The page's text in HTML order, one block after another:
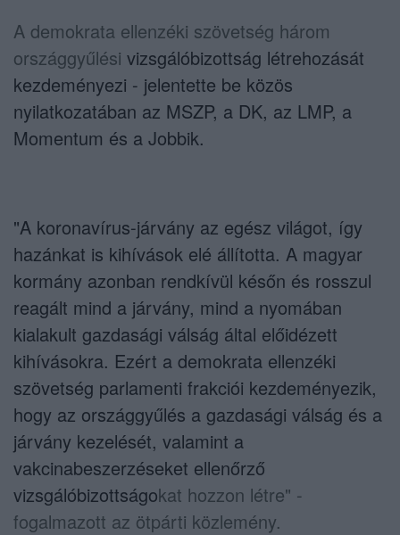
A demokrata ellenzéki szövetség három
országgyűlési vizsgálóbizottság létrehozását
kezdeményezi - jelentette be közös
nyilatkozatában az MSZP, a DK, az LMP, a
Momentum és a Jobbik.
"A koronavírus-járvány az egész világot, így
hazánkat is kihívások elé állította. A magyar
kormány azonban rendkívül későn és rosszul
reagált mind a járvány, mind a nyomában
kialakult gazdasági válság által előidézett
kihívásokra. Ezért a demokrata ellenzéki
szövetség parlamenti frakciói kezdeményezik,
hogy az országgyűlés a gazdasági válság és a
járvány kezelését, valamint a
vakcinabeszerzéseket ellenőrző
vizsgálóbizottságokat hozzon létre" -
fogalmazott az ötpárti közlemény.